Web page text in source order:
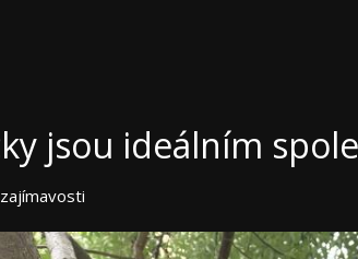
jsou ideálním